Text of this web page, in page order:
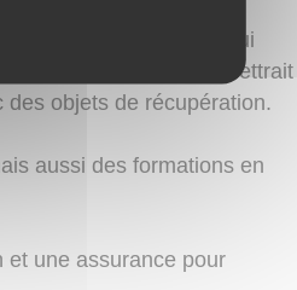
aux oeufs,
les primaires. En ce qui
exemple) qui leur permettrait
objets de récupération.
aussi des formations en
et une assurance pour